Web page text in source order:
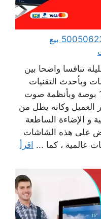
بيع تلفزيونات شاشات الكويت 50050623 بيع
تنافسا واضحا بين
وبأحدث التقنيات
وبأحجام متنوعة تصل 140و 150 بوصة وبأنظمة صوت
العميل وكانه يطل من
و الإضاءة الساطعة
على هذه الشاشات
عالمية ، كما ... اقرأ